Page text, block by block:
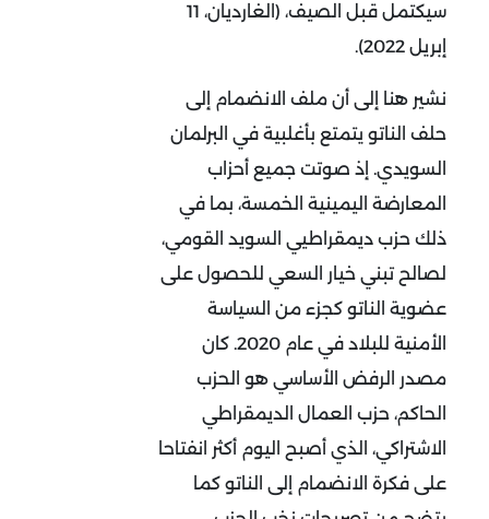
سيكتمل قبل الصيف، (الغارديان، 11
إبريل 2022).
نشير هنا إلى أن ملف الانضمام إلى
حلف الناتو يتمتع بأغلبية في البرلمان
السويدي. إذ صوتت جميع أحزاب
المعارضة اليمينية الخمسة، بما في
ذلك حزب ديمقراطيي السويد القومي،
لصالح تبني خيار السعي للحصول على
عضوية الناتو كجزء من السياسة
الأمنية للبلاد في عام 2020. كان
مصدر الرفض الأساسي هو الحزب
الحاكم، حزب العمال الديمقراطي
الاشتراكي، الذي أصبح اليوم أكثر انفتاحا
على فكرة الانضمام إلى الناتو كما